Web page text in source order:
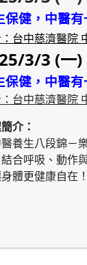
保健，中醫
台中慈濟醫院
3/3 (一)
保健，中醫
台中慈濟醫院
介：
醫養生八段錦－
合呼吸、動作
體更健康自在！